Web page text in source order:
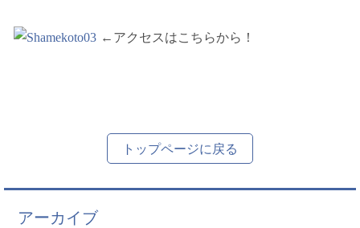
← アクセスはこちらから！
トップページに戻る
アーカイブ